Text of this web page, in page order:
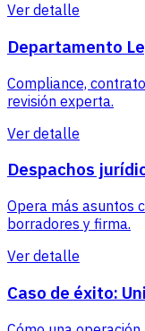
Ver detalle
Departamento
Compliance,
revisión experta.
Ver detalle
Despachos
Opera más asuntos
borradores y firma.
Ver detalle
Caso de éxito: